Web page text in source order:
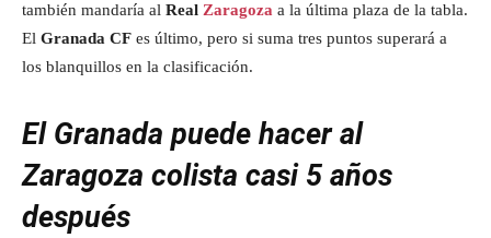
también mandaría al Real Zaragoza a la última plaza de la tabla.
El Granada CF es último, pero si suma tres puntos superará a
los blanquillos en la clasificación.
El Granada puede hacer al
Zaragoza colista casi 5 años
después